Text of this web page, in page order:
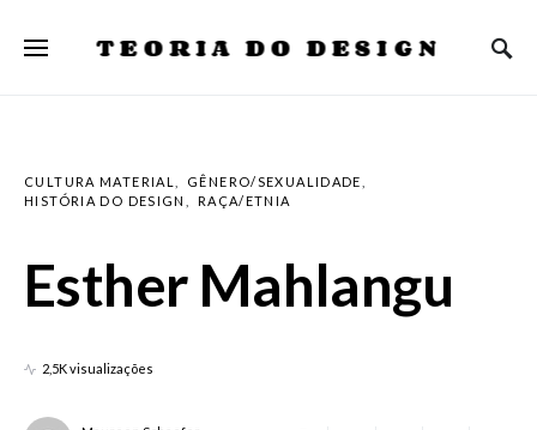
TEORIA DO DESIGN
CULTURA MATERIAL
GÊNERO/SEXUALIDADE
HISTÓRIA DO DESIGN
RAÇA/ETNIA
Esther Mahlangu
2,5K visualizações